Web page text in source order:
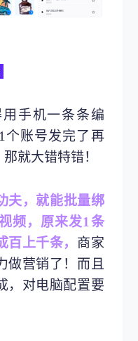
手机一条条编
个账号发完了再
就大错特错！
夫，就能批量绑
频，原来发1条
上千条， 商家
做营销了！而且
，对电脑配置要